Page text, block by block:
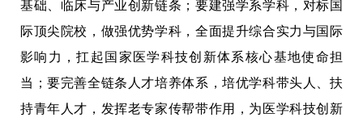
基础、临床与产业创新链条；要建强学系学科，对标国
际顶尖院校，做强优势学科，全面提升综合实力与国际
影响力，扛起国家医学科技创新体系核心基地使命担
当；要完善全链条人才培养体系，培优学科带头人、扶
持青年人才，发挥老专家传帮带作用，为医学科技创新